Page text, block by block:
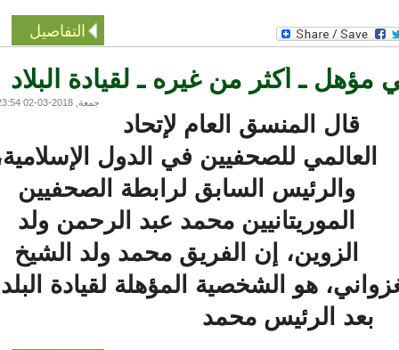
التفاصيل
ـ أكثر من غيره ـ لقيادة البلاد
جمعة, 2018-03-02 23:54
قال المنسق العام لإتحاد
العالمي للصحفيين في الدول الإسلامية،
والرئيس السابق لرابطة الصحفيين
الموريتانيين محمد عبد الرحمن ولد
الزوين، إن الفريق محمد ولد الشيخ
هو الشخصية المؤهلة لقيادة البلد
بعد الرئيس محمد